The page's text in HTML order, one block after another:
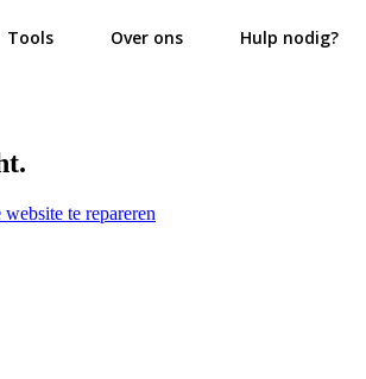
Tools Over ons Hulp nodig?
te repareren